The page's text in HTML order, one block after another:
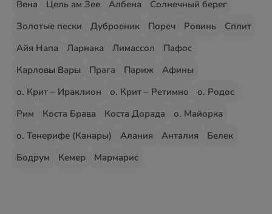
Вена
Цель ам Зее Албена
Солнечный берег
Золотые пески
Дубровник Пореч Ровинь
Сплит
Айя Напа
Ларнака Лимассол
Пафос
Карловы Вары
Прага Париж
Афины
о. Крит – Ираклион
о. Крит – Ретимно
о. Родос
Рим
Коста Брава Коста Дорада
о. Майорка
о. Тенерифе (Канары)
Алания Анталия
Белек
Бодрум
Кемер Мармарис